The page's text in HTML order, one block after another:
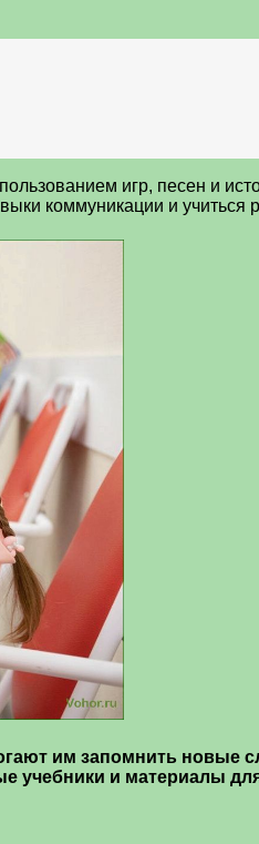
игр, песен и
коммуникации и учиться
им запомнить новые
учебники и материалы